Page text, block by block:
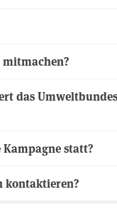
das
statt?
kontaktieren?